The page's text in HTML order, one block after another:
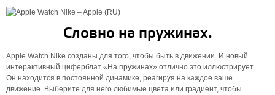
Словно на пружинах.
Apple Watch Nike созданы для того, чтобы быть в движении. И новый
интерактивный циферблат «‎На пружинах» отлично это иллюстрирует.
Он находится в постоянной динамике, реагируя на каждое ваше
движение. Выберите для него любимые цвета или градиент, чтобы